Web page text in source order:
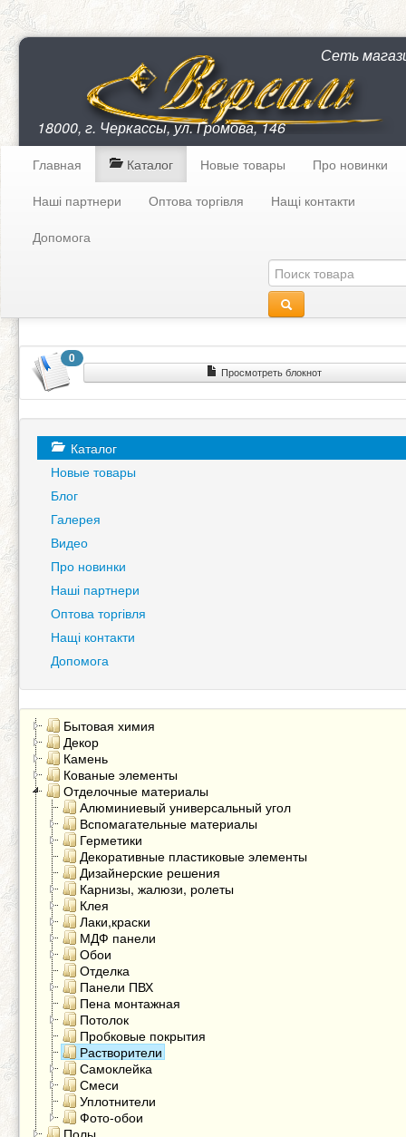
Сеть
18000, г. Черкассы, ул. Громова, 146
Главная Каталог Новые товары
Про новинки
Наші партнери
Оптова торгівля
Нащі контакти
Допомога
0
Просмотреть блокнот
Каталог
Новые товары
Блог
Галерея
Видео
Про новинки
Наші партнери
Оптова торгівля
Нащі контакти
Допомога
Бытовая химия
Декор
Камень
Кованые элементы
Отделочные материалы
Алюминиевый универсальный угол
Вспомагательные материалы
Герметики
Декоративные пластиковые элементы
Дизайнерские решения
Карнизы, жалюзи, ролеты
Клея
Лаки,краски
МДФ панели
Обои
Отделка
Панели ПВХ
Пена монтажная
Потолок
Пробковые покрытия
Растворители
Самоклейка
Смеси
Уплотнители
Фото-обои
Полы